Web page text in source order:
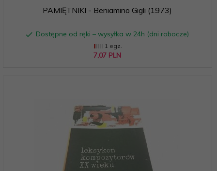
PAMIĘTNIKI - Beniamino Gigli (1973)
Dostępne od ręki – wysyłka w 24h (dni robocze)
1 egz.
7,07 PLN